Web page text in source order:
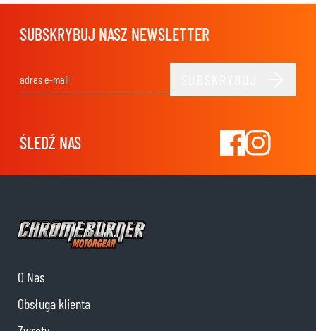
SUBSKRYBUJ NASZ NEWSLETTER
ŚLEDŹ NAS
O Nas
Obsługa klienta